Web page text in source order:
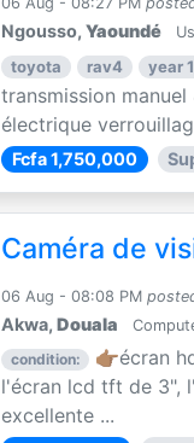
Ngousso,Yaoundé
toyota rav4 year
transmission
électrique
Fcfa 1,750,000
Caméra de
06 Aug - 08:08 PM
Akwa,Douala
condition: 👉🏽écran
l'écran lcd tft de 3",
excellente ...